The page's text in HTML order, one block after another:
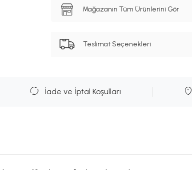
Mağazanın Tüm Ürünlerini Gör
Teslimat Seçenekleri
İade ve İptal Koşulları